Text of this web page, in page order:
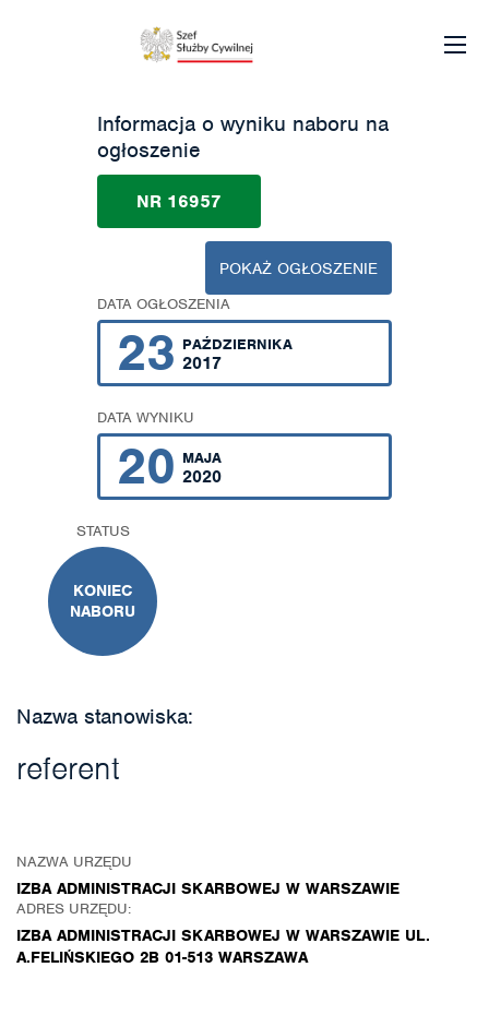
Informacja o wyniku naboru na
ogłoszenie
NR 16957
POKAŻ OGŁOSZENIE
DATA OGŁOSZENIA
23 PAŹDZIERNIKA
2017
DATA WYNIKU
20 MAJA
2020
STATUS
KONIEC
NABORU
Nazwa stanowiska:
referent
NAZWA URZĘDU
IZBA ADMINISTRACJI SKARBOWEJ W WARSZAWIE
ADRES URZĘDU:
IZBA ADMINISTRACJI SKARBOWEJ W WARSZAWIE UL.
A.FELIŃSKIEGO 2B 01-513 WARSZAWA